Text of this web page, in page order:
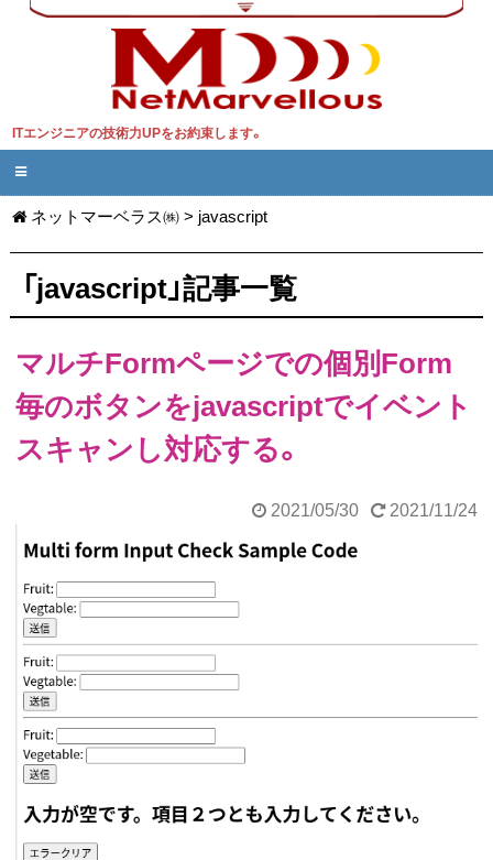
ITエンジニアの技術力UPをお約束します。
ネットマーベラス㈱> javascript
「javascript」記事一覧
マルチFormページでの個別Form
毎のボタンをjavascriptでイベント
スキャンし対応する。
2021/05/30 2021/11/24